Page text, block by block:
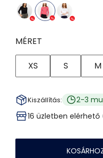
MÉRET
XS S M
Kiszállítás:
2-3
16 üzletben elérhető